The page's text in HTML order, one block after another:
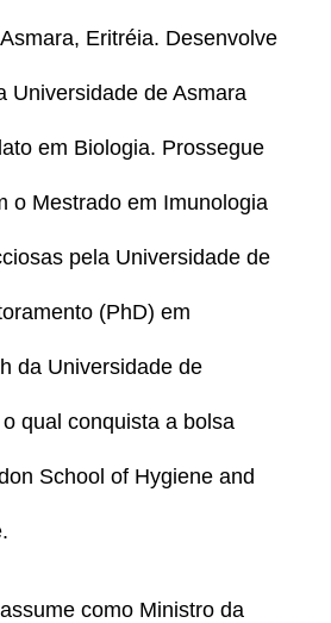
Eritréia. Desenvolve
Universidade de Asmara
em Biologia. Prossegue
o Mestrado em Imunologia
pela Universidade de
(PhD) em
da Universidade de
qual conquista a bolsa
School of Hygiene and
como Ministro da